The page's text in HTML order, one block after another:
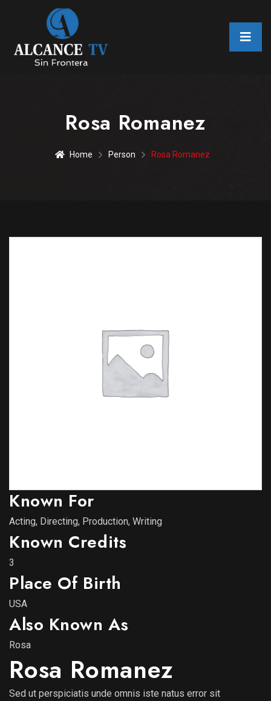
Rosa Romanez
Home Person Rosa Romanez
Known For
Acting, Directing, Production, Writing
Known Credits
3
Place Of Birth
USA
Also Known As
Rosa
Rosa Romanez
Sed ut perspiciatis unde omnis iste natus error sit